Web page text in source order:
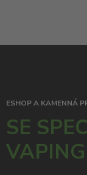
ESHOP A KAMENNÁ
SE
VAPING